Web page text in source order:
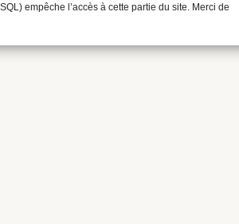
empêche l’accès à cette partie du site. Merci de